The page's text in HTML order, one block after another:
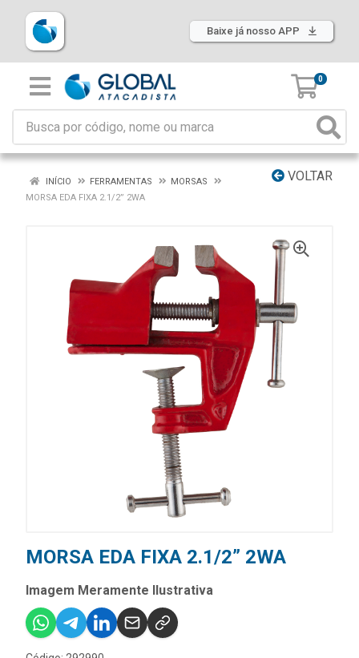
Baixe já nosso APP
0
VOLTAR
INÍCIO FERRAMENTAS
MORSAS
MORSA EDA FIXA 2.1/2” 2WA
MORSA EDA FIXA 2.1/2” 2WA
Imagem Meramente Ilustrativa